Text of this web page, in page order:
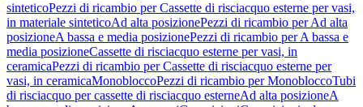
sinteticoPezzi di ricambio per Cassette di risciacquo esterne per vasi,
in materiale sinteticoAd alta posizionePezzi di ricambio per Ad alta
posizioneA bassa e media posizionePezzi di ricambio per A bassa e
media posizioneCassette di risciacquo esterne per vasi, in
ceramicaPezzi di ricambio per Cassette di risciacquo esterne per
vasi, in ceramicaMonobloccoPezzi di ricambio per MonobloccoTubi
di risciacquo per cassette di risciacquo esterneAd alta posizioneA